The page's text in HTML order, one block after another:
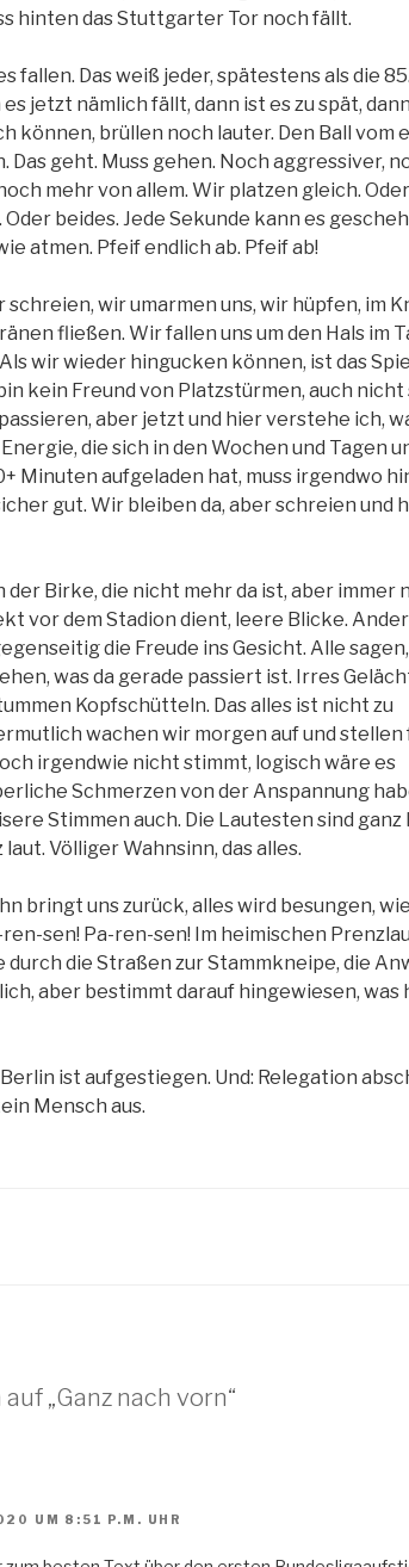
hinten das Stuttgarter Tor noch fällt.
fallen. Das weiß jeder, spätestens als die
jetzt nämlich fällt, dann ist es zu spät,
können, brüllen noch lauter. Den Ball vom
Das geht. Muss gehen. Noch aggressiver,
mehr von allem. Wir platzen gleich. Oder
beides. Jede Sekunde kann es
atmen. Pfeif endlich ab. Pfeif ab!
schreien, wir umarmen uns, wir hüpfen, im
fließen. Wir fallen uns um den Hals im
wir wieder hingucken können, ist das
kein Freund von Platzstürmen, auch nicht
aber jetzt und hier verstehe ich,
die sich in den Wochen und Tagen
Minuten aufgeladen hat, muss irgendwo
gut. Wir bleiben da, aber schreien und
der Birke, die nicht mehr da ist, aber immer
vor dem Stadion dient, leere Blicke.
die Freude ins Gesicht. Alle sagen,
was da gerade passiert ist. Irres
Kopfschütteln. Das alles ist nicht zu
wachen wir morgen auf und stellen
irgendwie nicht stimmt, logisch wäre es
Schmerzen von der Anspannung
Stimmen auch. Die Lautesten sind ganz
Völliger Wahnsinn, das alles.
bringt uns zurück, alles wird besungen,
ren-sen! Pa-ren-sen! Im heimischen
durch die Straßen zur Stammkneipe, die
aber bestimmt darauf hingewiesen, was
Berlin ist aufgestiegen. Und: Relegation
Mensch aus.
„Ganz nach vorn“
UM 8:51 P.M. UHR